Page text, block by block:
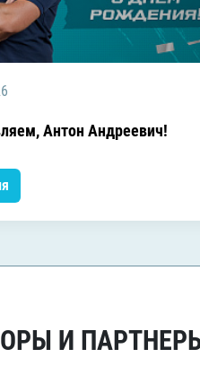
Антон Андреевич!
И